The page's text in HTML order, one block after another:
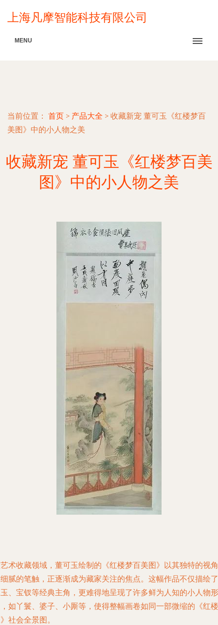
上海凡摩智能科技有限公司
MENU
当前位置： 首页 > 产品大全 > 收藏新宠 董可玉《红楼梦百
美图》中的小人物之美
收藏新宠 董可玉《红楼梦百美
图》中的小人物之美
术收藏领域，董可玉绘制的《红楼梦百美图》以其独特的视角
腻的笔触，正逐渐成为藏家关注的焦点。这幅作品不仅描绘了
、宝钗等经典主角，更难得地呈现了许多鲜为人知的小人物形
如丫鬟、婆子、小厮等，使得整幅画卷如同一部微缩的《红楼
社会全景图。